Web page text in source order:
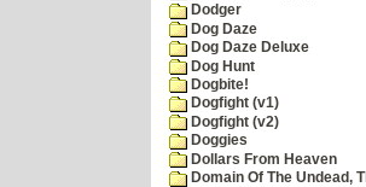
Dodger
Dog Daze
Dog Daze Deluxe
Dog Hunt
Dogbite!
Dogfight (v1)
Dogfight (v2)
Doggies
Dollars From Heaven
Domain Of The Undead,